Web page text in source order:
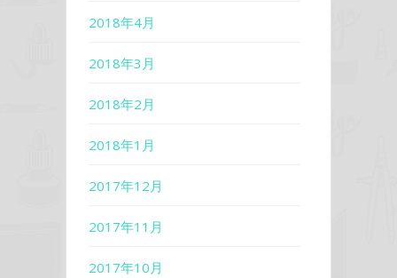
2018年4月
2018年3月
2018年2月
2018年1月
2017年12月
2017年11月
2017年10月